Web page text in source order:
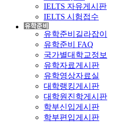
IELTS 자유게시판
IELTS 시험접수
유학준비길라잡이
유학준비 FAQ
국가별대학교정보
유학자료게시판
유학영상자료실
대학랭킹게시판
대학원진학게시판
학부신입게시판
학부편입게시판